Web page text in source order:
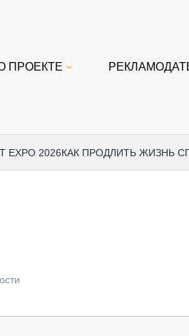
ПРОЕКТЕ
EXPO 2026КАК ПРОДЛИТЬ ЖИЗНЬ